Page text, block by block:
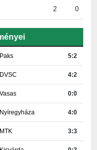
2 0
Paks 5:2
DVSC 4:2
Vasas 0:0
Nyíregyháza 4:0
MTK 3:3